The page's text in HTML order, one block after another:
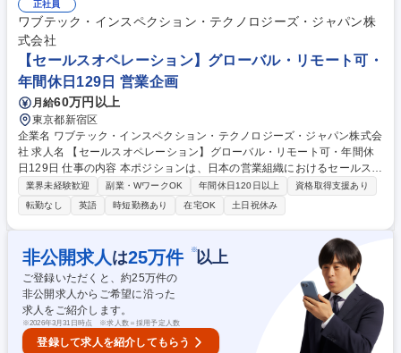
ント ■企業の事業課題・業務課題のヒアリング ■自社のAIソリューション
の企画・導入提案 ■顧客の現状課題に対してAX化コンサル ■エンジニアと
連携したソリューション設計 募集職種 【新規事業立ち上げ担当者(次期営
業部長候補)】AI・DXソリューション営業
正社員
ワブテック・インスペクション・テクノロジーズ・ジャパン株
式会社
【セールスオペレーション】グローバル・リモート可・
年間休日129日 営業企画
月給60万円以上
東京都新宿区
企業名 ワブテック・インスペクション・テクノロジーズ・ジャパン株式会
社 求人名 【セールスオペレーション】グローバル・リモート可・年間休
日129日 仕事の内容 本ポジションは、日本の営業組織におけるセールスオ
ペレーションおよび価格戦略を統括し、プロセスの導入、営業生産性およ
び予測精度の向上を担います。グローバル／部門横断連携も担当いただき
ます。 営業支援ツール、インセンティブ設計、パフォーマンス分析を通じ
て営業力強化を推進し、グローバルにマトリクス型で構成された組織の中
で、日本市場の成長、売上の予見性、市場対応力の向上を支援します。 加
えて、営業・SCM・Finance・ITを横断したデータドリブンな意思決定基
盤の構築および業務変革をリードし、経営層の意思決定を支援する分析・
レポーティング体制の確立を担います。 募集職種 【セールスオペレーシ
ョン】グローバル・リモート可・年間休日129日
業界未経験歓迎 副業・WワークOK 年間休日120日以上
資格取得支援あり
転勤なし
英語 時短勤務あり 在宅OK 土日祝休み
非公開求人 は25万件 ※以上
ご登録いただくと、約25万件の
非公開求人からご希望に沿った
求人をご紹介します。
※2026年3月31日時点 ※求人数＝採用予定人数
登録して求人を紹介してもらう